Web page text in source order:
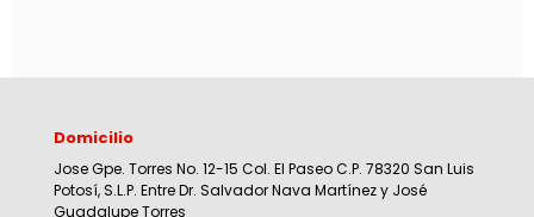
Domicilio
Jose Gpe. Torres No. 12-15 Col. El Paseo C.P. 78320 San Luis
Potosí, S.L.P. Entre Dr. Salvador Nava Martínez y José
Guadalupe Torres